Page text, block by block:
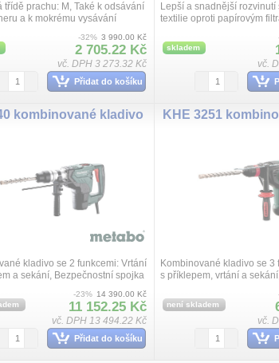
třídě prachu: M, Také k odsávání
a k mokrému vysávání
-32% 3 990.00 Kč
2 705.22 Kč
vč. DPH 3 273.32 Kč
Přidat do košíku
Lepší a snadnější rozvinutí
textilie oproti papírovým
vznikají malá množství
skladem
vč.
kombinované kladivo
kladivo se 2 funkcemi: Vrtání
a sekání, Bezpečnostní spojka
zablokování vrtáku pro be...
-23% 14 390.00 Kč
11 152.25 Kč
vč. DPH 13 494.22 Kč
Přidat do košíku
Kombinované kladivo se 3
s příklepem, vrtání a
Plus a rychloupínacího ...
není skladem
vč.